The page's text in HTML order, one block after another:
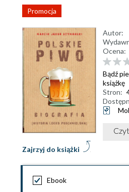
Promocja
Zajrzyj do książki
Autor:
Ocena:
Bądź
książkę
Stron:
Ebook